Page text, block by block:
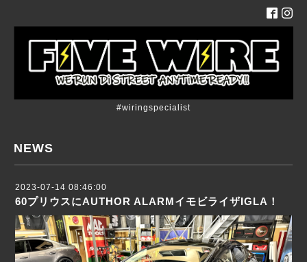
#wiringspecialist
NEWS
2023-07-14 08:46:00
60プリウスにAUTHOR ALARMイモビライザIGLA！